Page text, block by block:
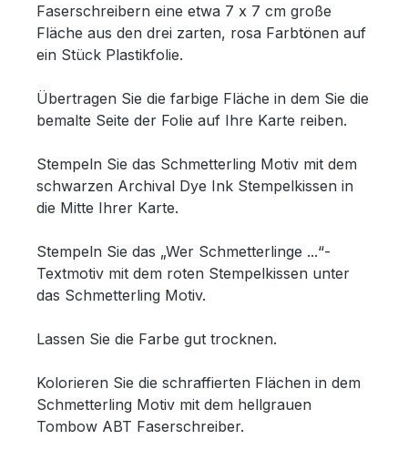
Faserschreibern eine etwa 7 x 7 cm große
Fläche aus den drei zarten, rosa Farbtönen auf
ein Stück Plastikfolie.
Übertragen Sie die farbige Fläche in dem Sie die
bemalte Seite der Folie auf Ihre Karte reiben.
Stempeln Sie das Schmetterling Motiv mit dem
schwarzen Archival Dye Ink Stempelkissen in
die Mitte Ihrer Karte.
Stempeln Sie das „Wer Schmetterlinge ...“-
Textmotiv mit dem roten Stempelkissen unter
das Schmetterling Motiv.
Lassen Sie die Farbe gut trocknen.
Kolorieren Sie die schraffierten Flächen in dem
Schmetterling Motiv mit dem hellgrauen
Tombow ABT Faserschreiber.